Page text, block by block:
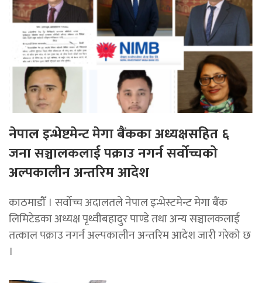
नेपाल इन्भेष्टमेन्ट मेगा बैंकका अध्यक्षसहित ६
जना सञ्चालकलाई पक्राउ नगर्न सर्वोच्चको
अल्पकालीन अन्तरिम आदेश
काठमाडौँ । सर्वोच्च अदालतले नेपाल इन्भेस्टमेन्ट मेगा बैंक
लिमिटेडका अध्यक्ष पृथ्वीबहादुर पाण्डे तथा अन्य सञ्चालकलाई
तत्काल पक्राउ नगर्न अल्पकालीन अन्तरिम आदेश जारी गरेको छ
।